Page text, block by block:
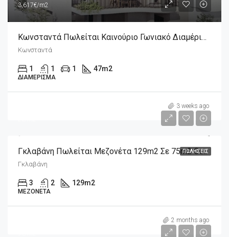
3,617€/m2
Κωνσταντά Πωλείται Καινούριο Γωνιακό Διαμέρισμα 2άρι 47m2, 4ου Ορόφου
Κωνσταντά
1 1 1 47m2
ΔΙΑΜΈΡΙΣΜΑ
3 weeks ago
ΠΩΛΉΣΕΙΣ
Γκλαβάνη Πωλείται Μεζονέτα 129m2 Σε 75m2 Οικόπεδο Πλήρως Ανακαινισμένη
Γκλαβάνη
3 2 129m2
ΜΕΖΟΝΈΤΑ
2 months ago